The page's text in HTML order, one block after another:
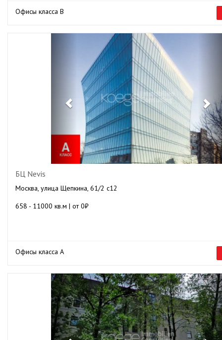
Офисы класса B
БЦ Nevis
Москва, улица Щепкина, 61/2 с12
658 - 11000 кв.м | от 0₽
Офисы класса А
Previous